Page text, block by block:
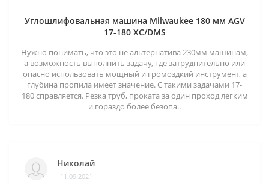
Углошлифовальная машина Milwaukee 180 мм AGV
17-180 XC/DMS
Нужно понимать, что это не альтернатива 230мм машинам,
а возможность выполнить задачу, где затруднительно или
опасно использовать мощный и громоздкий инструмент, а
глубина пропила имеет значение. С такими задачами 17-
180 справляется. Резка труб, проката за один проход легким
и гораздо более безопа..
Николай
11.09.2021